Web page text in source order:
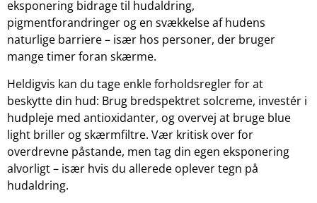
eksponering bidrage til hudaldring,
pigmentforandringer og en svækkelse af hudens
naturlige barriere – især hos personer, der bruger
mange timer foran skærme.
Heldigvis kan du tage enkle forholdsregler for at
beskytte din hud: Brug bredspektret solcreme, investér i
hudpleje med antioxidanter, og overvej at bruge blue
light briller og skærmfiltre. Vær kritisk over for
overdrevne påstande, men tag din egen eksponering
alvorligt – især hvis du allerede oplever tegn på
hudaldring.